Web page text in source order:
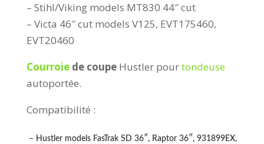
– Stihl/Viking models MT830 44″ cut
– Victa 46″ cut models V125, EVT175460,
EVT20460
Courroiede coupeHustler pourtondeuse
autoportée.
Compatibilité :
– Hustler models FasTrak SD 36″, Raptor 36″, 931899EX,